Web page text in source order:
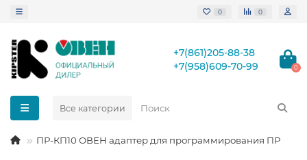
0 0
+7(861)205-88-38
+7(958)609-70-99
0
Все категории
ПР-КП10 ОВЕН адаптер для программирования ПР